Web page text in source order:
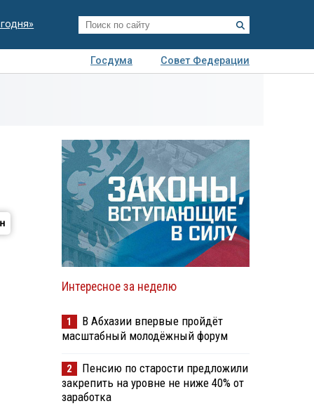
Госдума
Совет Федерации
Интересное за неделю
1
В Абхазии впервые пройдёт
масштабный молодёжный форум
2
Пенсию по старости предложили
закрепить на уровне не ниже 40% от
заработка